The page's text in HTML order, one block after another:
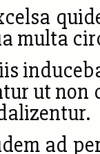
multa
ut non
ad